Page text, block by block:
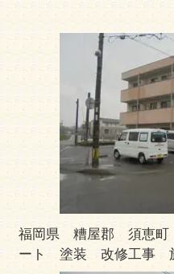
福岡県 糟屋郡 須恵
ート 塗装 改修工事